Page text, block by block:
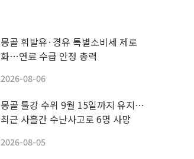
몽골 휘발유·경유 특별소비세 제로
화…연료 수급 안정 총력
2026-08-06
몽골 툴강 수위 9월 15일까지 유지…
최근 사흘간 수난사고로 6명 사망
2026-08-05